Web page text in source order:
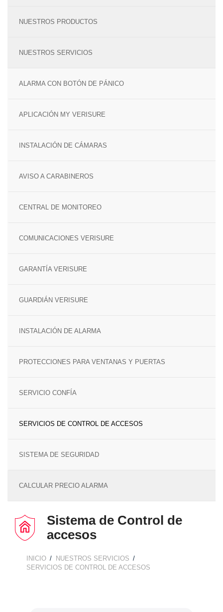
NUESTROS PRODUCTOS
NUESTROS SERVICIOS
ALARMA CON BOTÓN DE PÁNICO
APLICACIÓN MY VERISURE
INSTALACIÓN DE CÁMARAS
AVISO A CARABINEROS
CENTRAL DE MONITOREO
COMUNICACIONES VERISURE
GARANTÍA VERISURE
GUARDIÁN VERISURE
INSTALACIÓN DE ALARMA
PROTECCIONES PARA VENTANAS Y PUERTAS
SERVICIO CONFÍA
SERVICIOS DE CONTROL DE ACCESOS
SISTEMA DE SEGURIDAD
CALCULAR PRECIO ALARMA
Sistema de Control de
accesos
BREADCRUMB
INICIO
NUESTROS SERVICIOS
SERVICIOS DE CONTROL DE ACCESOS